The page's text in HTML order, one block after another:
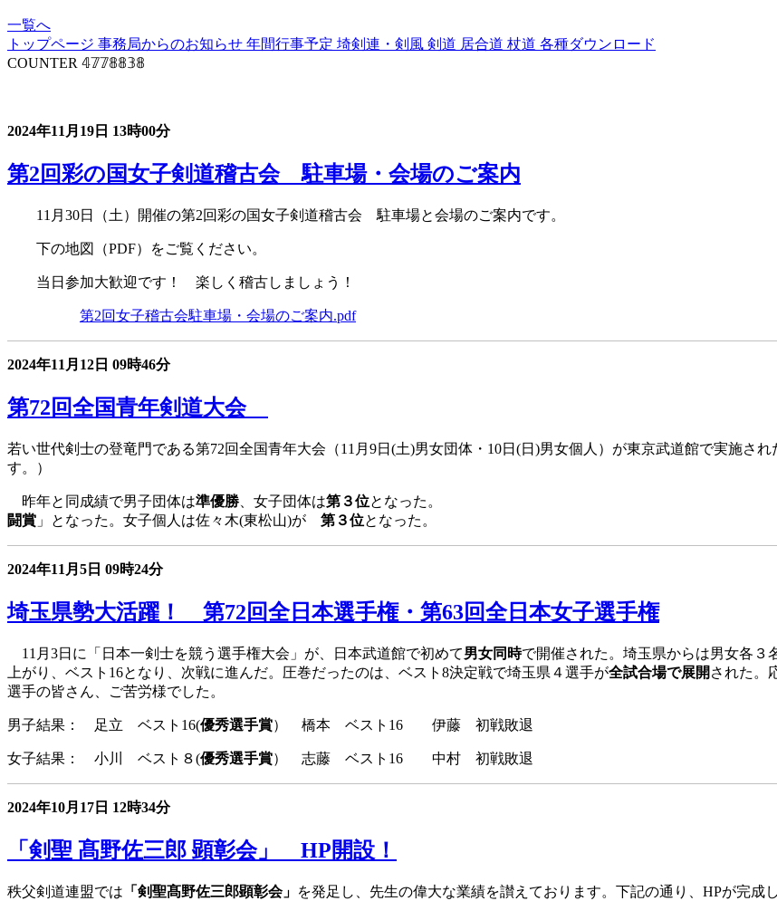
一覧へ
トップページ 事務局からのお知らせ 年間行事予定 埼剣連・剣風 剣道 居合道 杖道 各種ダウンロード
COUNTER 𝟜𝟟𝟟𝟠𝟠𝟛𝟠
2024年11月19日 13時00分
第2回彩の国女子剣道稽古会 駐車場・会場のご案内
11月30日（土）開催の第2回彩の国女子剣道稽古会 駐車場と会場のご案内です。
下の地図（PDF）をご覧ください。
当日参加大歓迎です！ 楽しく稽古しましょう！
第2回女子稽古会駐車場・会場のご案内.pdf
2024年11月12日 09時46分
第72回全国青年剣道大会
若い世代剣士の登竜門である第72回全国青年大会（11月9日(土)男女団体・10日(日)男女個人）が東京武道館で実施さ
す。）
昨年と同成績で男子団体は準優勝 、女子団体は第３位となった。 男子個人は岩田(熊谷
闘賞 」となった。女子個人は佐々木(東松山)が 第３位となった。
2024年11月5日 09時24分
埼玉県勢大活躍！ 第72回全日本選手権・第63回全日本女子選手権
11月3日に「日本一剣士を競う選手権大会」が、日本武道館で初めて男女同時で開催された。埼玉県からは男女各３
上がり、ベスト16となり、次戦に進んだ。圧巻だったのは、ベスト8決定戦で埼玉県４選手が全試合場で展開 された。
選手の皆さん、ご苦労様でした。
男子結果： 足立 ベスト16(優秀選手賞） 橋本 ベスト16 伊藤 初戦敗退
女子結果： 小川 ベスト８(優秀選手賞） 志藤 ベスト16 中村 初戦敗退
2024年10月17日 12時34分
「剣聖 髙野佐三郎 顕彰会」 HP開設！
秩父剣道連盟では 「剣聖髙野佐三郎顕彰会」 を発足し、先生の偉大な業績を讃えております。下記の通り、HPが完成